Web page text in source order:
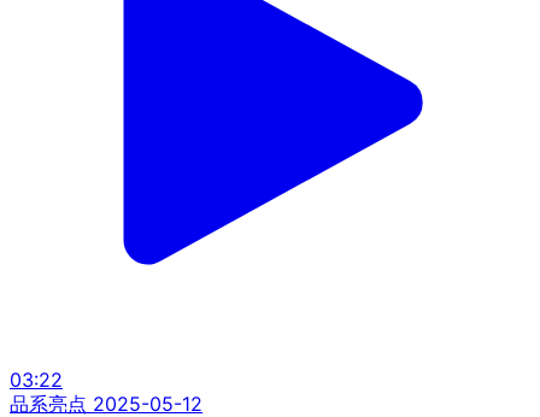
03:22
品系亮点 2025-05-12